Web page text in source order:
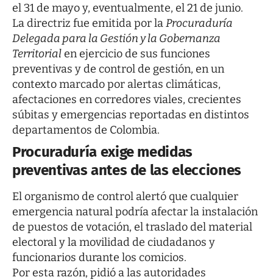
el 31 de mayo y, eventualmente, el 21 de junio.
La directriz fue emitida por laProcuraduría
Delegada para la Gestión y la Gobernanza
Territorialen ejercicio de sus funciones
preventivas y de control de gestión, en un
contexto marcado por alertas climáticas,
afectaciones en corredores viales, crecientes
súbitas y emergencias reportadas en distintos
departamentos de Colombia.
Procuraduría exige medidas
preventivas antes de las elecciones
El organismo de control alertó que cualquier
emergencia natural podría afectar la instalación
de puestos de votación, el traslado del material
electoral y la movilidad de ciudadanos y
funcionarios durante los comicios.
Por esta razón, pidió a las autoridades